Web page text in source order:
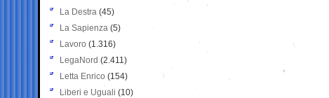
La Destra (45)
La Sapienza (5)
Lavoro (1.316)
LegaNord (2.411)
Letta Enrico (154)
Liberi e Uguali (10)